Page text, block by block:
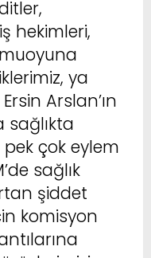
hekimleri,
ya
Arslan’ın
çok eylem
sağlık
şiddet
komisyon